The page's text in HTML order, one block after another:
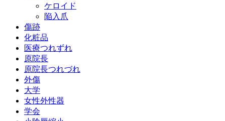
ケロイド
陥入爪
傷跡
化粧品
医療つれずれ
原院長
原院長つれづれ
外傷
大学
女性外性器
学会